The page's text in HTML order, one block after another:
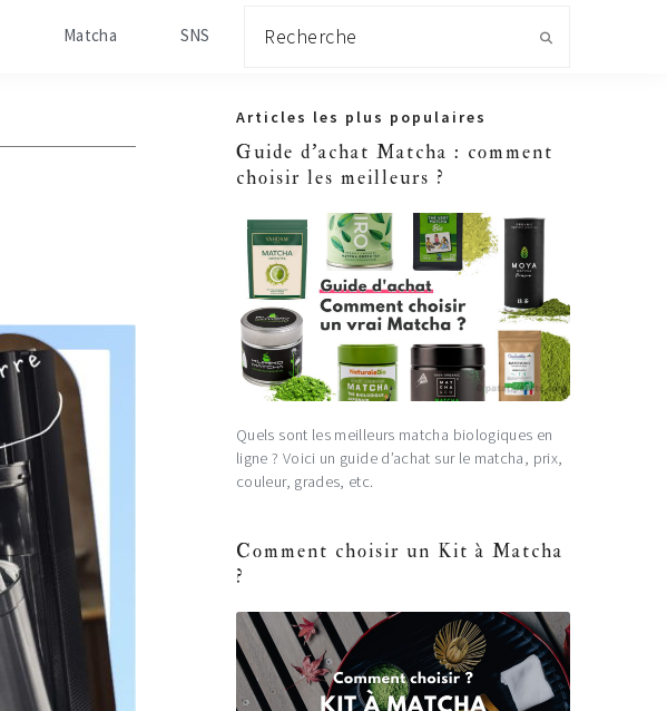
Matcha SNS
Primary
Sidebar
Articles les plus populaires
Guide d'achat Matcha : comment
choisir les meilleurs ?
Quels sont les meilleurs matcha biologiques en
ligne ? Voici un guide d’achat sur le matcha, prix,
couleur, grades, etc.
Comment choisir un Kit à Matcha
?